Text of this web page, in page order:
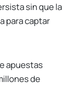
sin que la
para captar
apuestas
de